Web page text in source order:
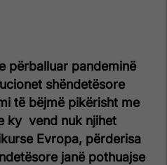
përballuar pandeminë
shëndetësore
të bëjmë pikërisht me
ky vend nuk njihet
Evropa, përderisa
janë pothuajse